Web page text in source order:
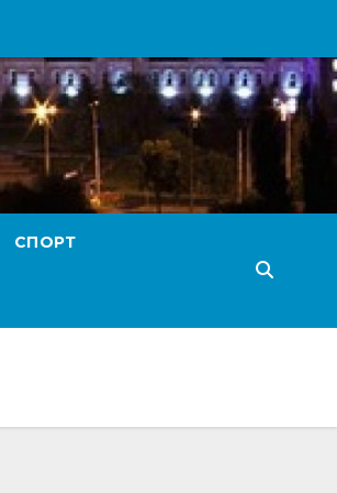
СПОРТ